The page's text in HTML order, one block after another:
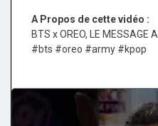
A Propos de cette vidéo :
BTS x OREO, LE MESSAGE
#bts #oreo #army #kpop